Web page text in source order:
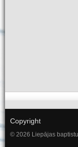
Copyright
© 2026 Liepājas